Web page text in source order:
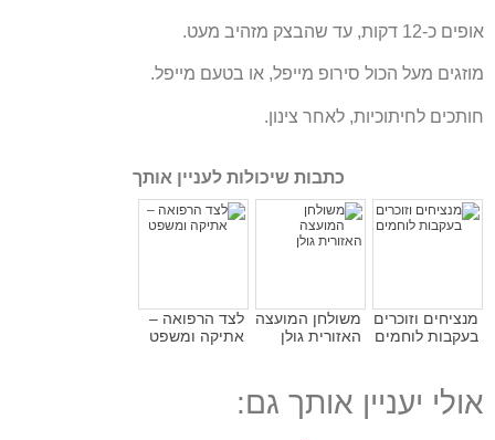
אופים כ-12 דקות, עד שהבצק מזהיב מעט.
מוזגים מעל הכול סירופ מייפל, או בטעם מייפל.
חותכים לחיתוכיות, לאחר צינון.
כתבות שיכולות לעניין אותך
מנציחים וזוכרים
בעקבות לוחמים
משולחן המועצה
האזורית גולן
לצד הרפואה –
אתיקה ומשפט
אולי יעניין אותך גם: